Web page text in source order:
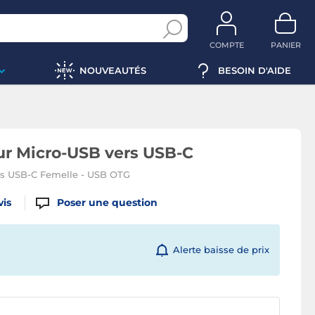
COMPTE PANIER
NOUVEAUTÉS BESOIN D'AIDE
Micro-USB vers USB-C
C Femelle - USB OTG
Poser une question
Alerte baisse de prix